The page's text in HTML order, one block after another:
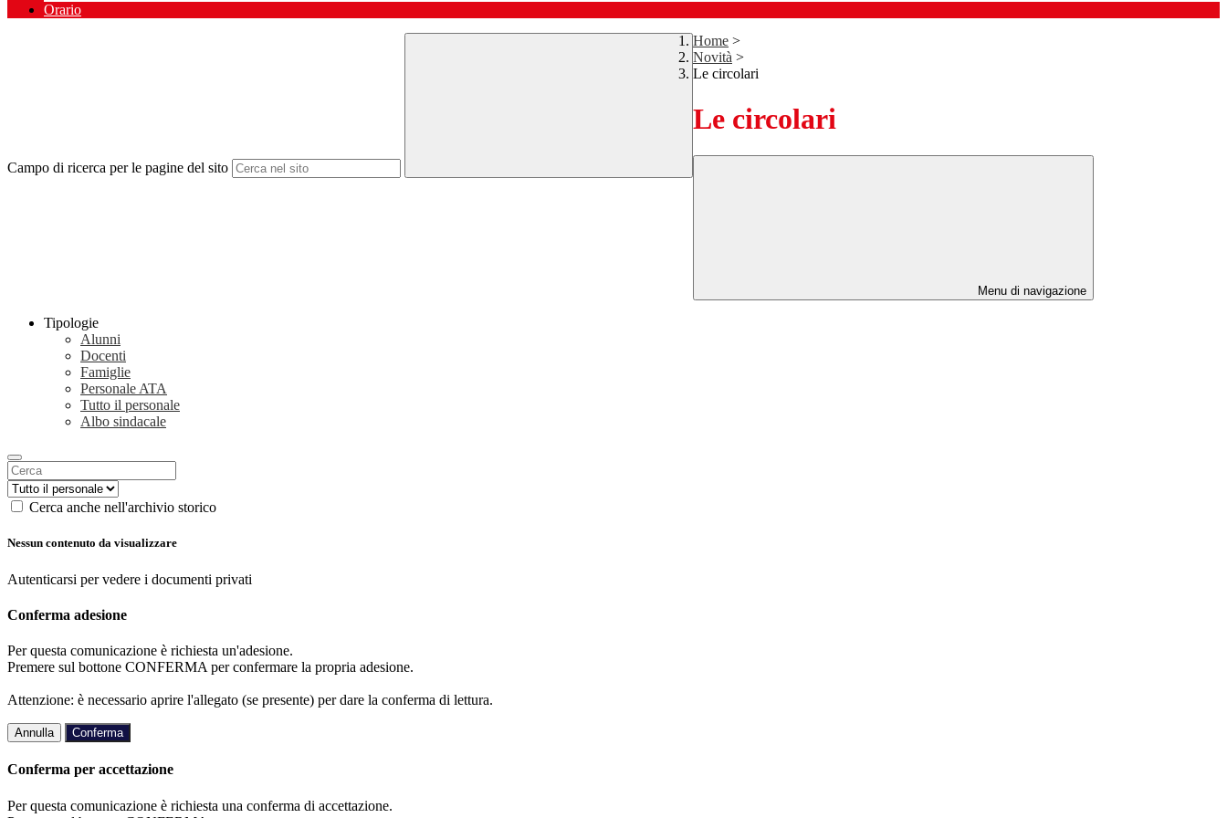
Orario
Campo di ricerca per le pagine del sito
Home >
Novità >
Le circolari
Le circolari
Menu di navigazione
Tipologie
Alunni
Docenti
Famiglie
Personale ATA
Tutto il personale
Albo sindacale
Cerca anche nell'archivio storico
Nessun contenuto da visualizzare
Autenticarsi per vedere i documenti privati
Conferma adesione
Per questa comunicazione è richiesta un'adesione.
Premere sul bottone CONFERMA per confermare la propria adesione.
Attenzione: è necessario aprire l'allegato (se presente) per dare la conferma di lettura.
Annulla Conferma
Conferma per accettazione
Per questa comunicazione è richiesta una conferma di accettazione.